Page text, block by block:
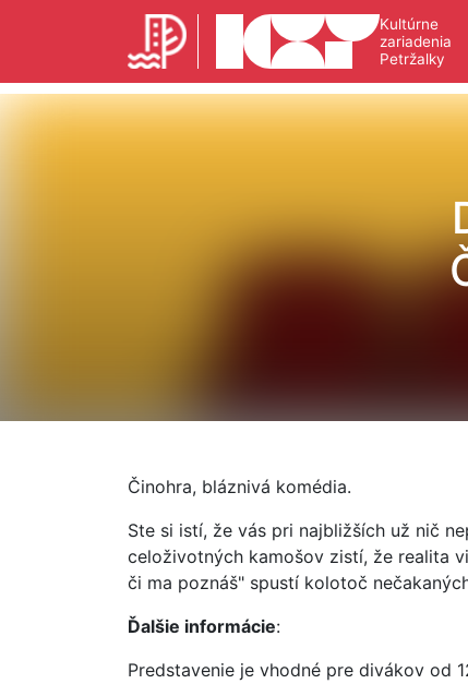
Kultúrne
zariadenia
Petržalky
Činohra, bláznivá komédia.
Ste si istí, že vás pri najbližších už nič
celoživotných kamošov zistí, že realita
či ma poznáš" spustí kolotoč
Ďalšie informácie:
Predstavenie je vhodné pre divákov od